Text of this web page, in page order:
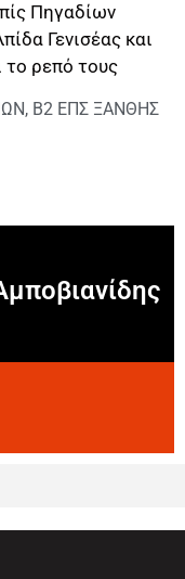
Πηγαδίων
Γενισέας και
το ρεπό τους
, Β2 ΕΠΣ ΞΑΝΘΗΣ